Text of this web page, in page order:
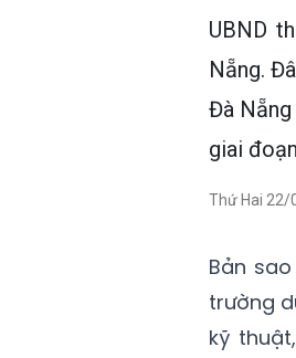
UBND
Nẵng.
Đà Nẵng
giai
Thứ Hai 22/
Bản
trường
kỹ